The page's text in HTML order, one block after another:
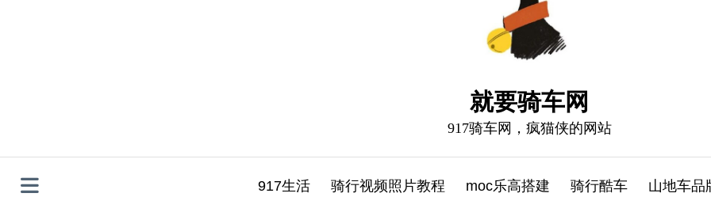
就要骑车网
917骑车网，疯猫侠的网站
917生活 骑行视频照片教程 moc乐高搭建 骑行酷车 山地车品